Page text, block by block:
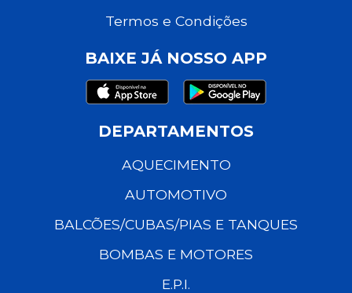
Termos e Condições
BAIXE JÁ NOSSO APP
DEPARTAMENTOS
AQUECIMENTO
AUTOMOTIVO
BALCÕES/CUBAS/PIAS E TANQUES
BOMBAS E MOTORES
E.P.I.